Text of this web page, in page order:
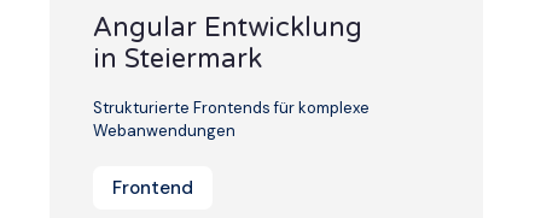
Angular Entwicklung
in Steiermark
Strukturierte Frontends für komplexe
Webanwendungen
Frontend